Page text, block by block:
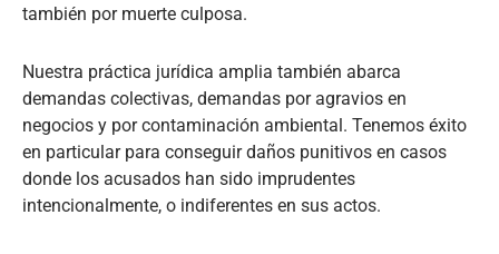
también por muerte culposa.
Nuestra práctica jurídica amplia también abarca
demandas colectivas, demandas por agravios en
negocios y por contaminación ambiental. Tenemos éxito
en particular para conseguir daños punitivos en casos
donde los acusados han sido imprudentes
intencionalmente, o indiferentes en sus actos.